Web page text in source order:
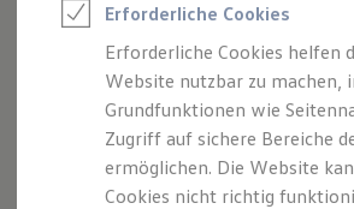
Elektroauto Leasing
Kleinwagen-Leasing
Leasing ohne Anzahlung
Finanzierung
Autokredit mit
Versicherungen und Garantien
Kfz-Versicherung
Garantien
Der Polo
Kompakt, wendig und voller
Entdecken Sie den Polo.
Erforderliche Cookies
Erforderliche Cookies helfen
Website nutzbar zu machen,
Grundfunktionen wie
Zugriff auf sichere Bereiche
ermöglichen. Die Website
Cookies nicht richtig